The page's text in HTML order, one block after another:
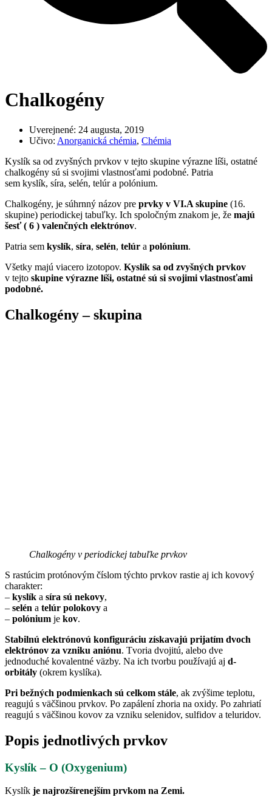
Chalkogény
Uverejnené: 24 augusta, 2019
Učivo: Anorganická chémia, Chémia
Kyslík sa od zvyšných prvkov v tejto skupine výrazne líši, ostatné
chalkogény sú si svojimi vlastnosťami podobné. Patria
sem kyslík, síra, selén, telúr a polónium.
Chalkogény, je súhrnný názov pre prvky v VI.A skupine (16.
skupine) periodickej tabuľky. Ich spoločným znakom je, že majú
šesť ( 6 ) valenčných elektrónov.
Patria sem kyslík, síra, selén, telúr a polónium.
Všetky majú viacero izotopov. Kyslík sa od zvyšných prvkov
v tejto skupine výrazne líši, ostatné sú si svojimi vlastnosťami
podobné.
Chalkogény – skupina
Chalkogény v periodickej tabuľke prvkov
S rastúcim protónovým číslom týchto prvkov rastie aj ich kovový
charakter:
– kyslík a síra sú nekovy,
– selén a telúr polokovy a
– polónium je kov.
Stabilnú elektrónovú konfiguráciu získavajú prijatím dvoch
elektrónov za vzniku aniónu. Tvoria dvojitú, alebo dve
jednoduché kovalentné väzby. Na ich tvorbu používajú aj d-
orbitály (okrem kyslíka).
Pri bežných podmienkach sú celkom stále, ak zvýšime teplotu,
reagujú s väčšinou prvkov. Po zapálení zhoria na oxidy. Po zahriatí
reagujú s väčšinou kovov za vzniku selenidov, sulfidov a teluridov.
Popis jednotlivých prvkov
Kyslík – O (Oxygenium)
Kyslík je najrozšírenejším prvkom na Zemi.